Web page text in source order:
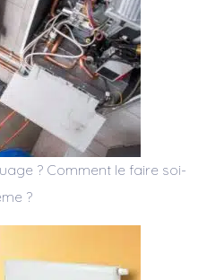
? Comment le faire soi-
?